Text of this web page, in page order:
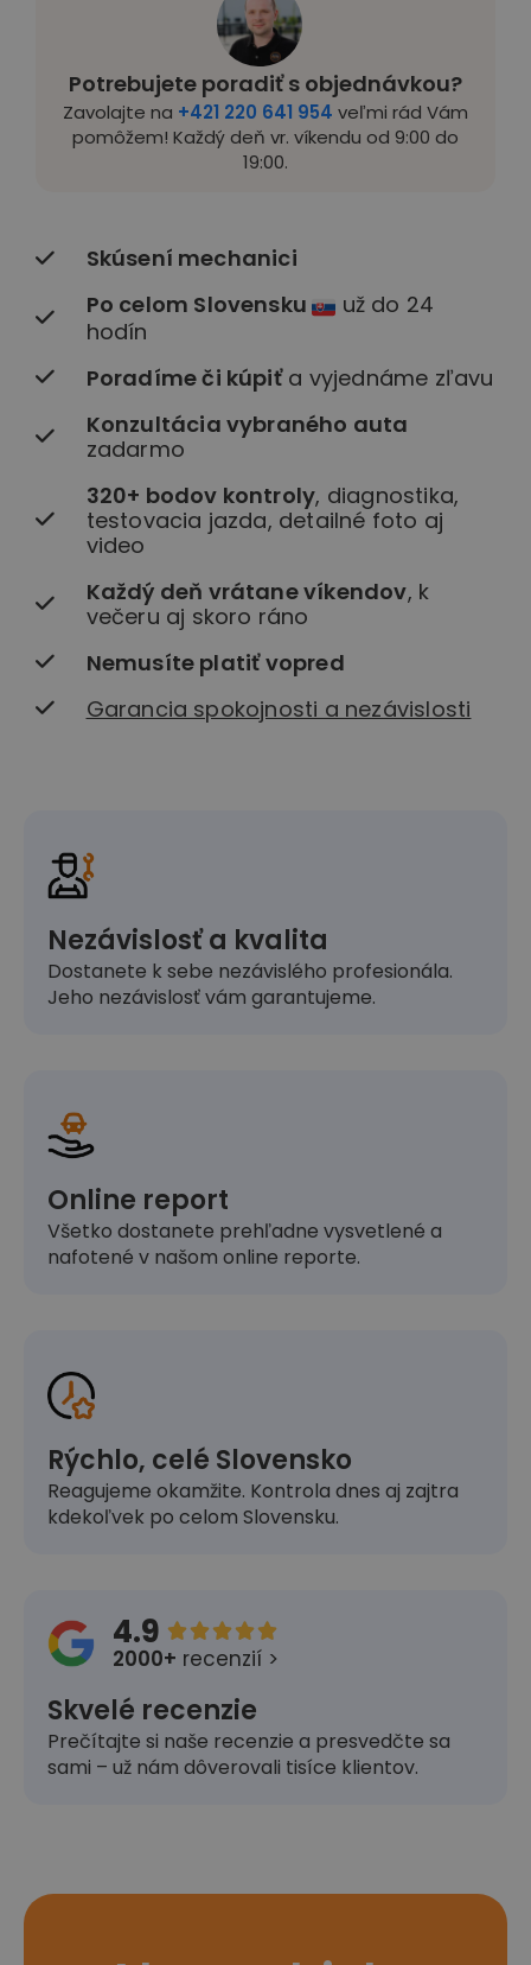
Potrebujete poradiť s objednávkou?
Zavolajte na +421 220 641 954 veľmi rád Vám
pomôžem! Každý deň vr. víkendu od 9:00 do
19:00.
Skúsení mechanici
Po celom Slovensku
už do 24
hodín
Poradíme či kúpiťa vyjednáme zľavu
Konzultácia vybraného auta
zadarmo
320+ bodov kontroly, diagnostika,
testovacia jazda, detailné foto aj
video
Každý deň vrátane víkendov, k
večeru aj skoro ráno
Nemusíte platiť vopred
Garancia spokojnosti a nezávislosti
Nezávislosť a kvalita
Dostanete k sebe nezávislého profesionála.
Jeho nezávislosť vám garantujeme.
Online report
Všetko dostanete prehľadne vysvetlené a
nafotené v našom online reporte.
Rýchlo, celé Slovensko
Reagujeme okamžite. Kontrola dnes aj zajtra
kdekoľvek po celom Slovensku.
4.9 
2000+ recenzií >
Skvelé recenzie
Prečítajte si naše recenzie a presvedčte sa
sami – už nám dôverovali tisíce klientov.